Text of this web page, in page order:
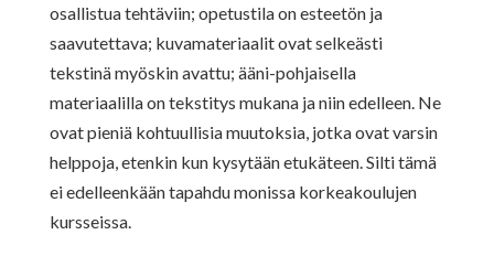
osallistua tehtäviin; opetustila on esteetön ja
saavutettava; kuvamateriaalit ovat selkeästi
tekstinä myöskin avattu; ääni-pohjaisella
materiaalilla on tekstitys mukana ja niin edelleen. Ne
ovat pieniä kohtuullisia muutoksia, jotka ovat varsin
helppoja, etenkin kun kysytään etukäteen. Silti tämä
ei edelleenkään tapahdu monissa korkeakoulujen
kursseissa.